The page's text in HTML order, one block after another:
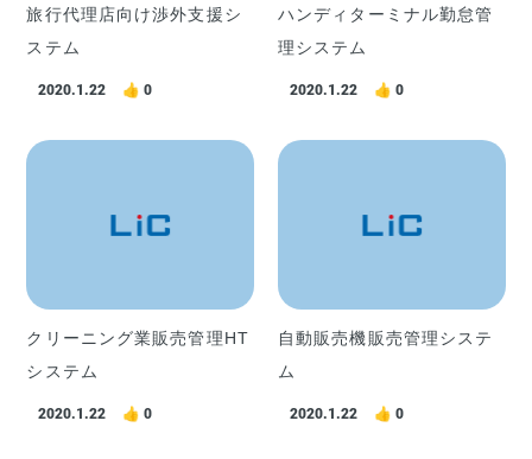
旅行代理店向け渉外支援シ
ステム
2020.1.22 0
ハンディターミナル勤怠管
理システム
2020.1.22 0
クリーニング業販売管理HT
システム
2020.1.22 0
自動販売機販売管理システ
ム
2020.1.22 0